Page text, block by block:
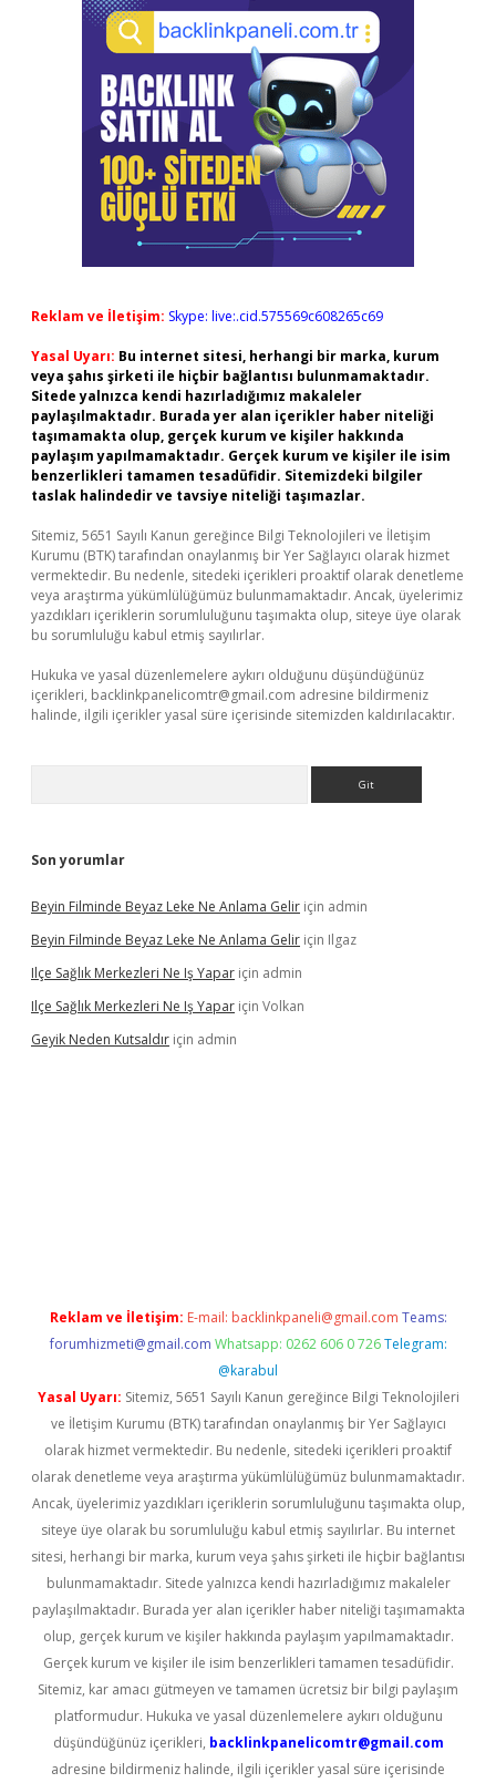
Reklam ve İletişim: Skype: live:.cid.575569c608265c69
Yasal Uyarı: Bu internet sitesi, herhangi bir marka, kurum
veya şahıs şirketi ile hiçbir bağlantısı bulunmamaktadır.
Sitede yalnızca kendi hazırladığımız makaleler
paylaşılmaktadır. Burada yer alan içerikler haber niteliği
taşımamakta olup, gerçek kurum ve kişiler hakkında
paylaşım yapılmamaktadır. Gerçek kurum ve kişiler ile isim
benzerlikleri tamamen tesadüfidir. Sitemizdeki bilgiler
taslak halindedir ve tavsiye niteliği taşımazlar.
Sitemiz, 5651 Sayılı Kanun gereğince Bilgi Teknolojileri ve İletişim
Kurumu (BTK) tarafından onaylanmış bir Yer Sağlayıcı olarak hizmet
vermektedir. Bu nedenle, sitedeki içerikleri proaktif olarak denetleme
veya araştırma yükümlülüğümüz bulunmamaktadır. Ancak, üyelerimiz
yazdıkları içeriklerin sorumluluğunu taşımakta olup, siteye üye olarak
bu sorumluluğu kabul etmiş sayılırlar.
Hukuka ve yasal düzenlemelere aykırı olduğunu düşündüğünüz
içerikleri, backlinkpanelicomtr@gmail.com adresine bildirmeniz
halinde, ilgili içerikler yasal süre içerisinde sitemizden kaldırılacaktır.
Son yorumlar
Beyin Filminde Beyaz Leke Ne Anlama Gelir için admin
Beyin Filminde Beyaz Leke Ne Anlama Gelir için Ilgaz
Ilçe Sağlık Merkezleri Ne Iş Yapar için admin
Ilçe Sağlık Merkezleri Ne Iş Yapar için Volkan
Geyik Neden Kutsaldır için admin
Reklam ve İletişim: E-mail: backlinkpaneli@gmail.com Teams:
forumhizmeti@gmail.com Whatsapp: 0262 606 0 726 Telegram:
@karabul
Yasal Uyarı: Sitemiz, 5651 Sayılı Kanun gereğince Bilgi Teknolojileri
ve İletişim Kurumu (BTK) tarafından onaylanmış bir Yer Sağlayıcı
olarak hizmet vermektedir. Bu nedenle, sitedeki içerikleri proaktif
olarak denetleme veya araştırma yükümlülüğümüz bulunmamaktadır.
Ancak, üyelerimiz yazdıkları içeriklerin sorumluluğunu taşımakta olup,
siteye üye olarak bu sorumluluğu kabul etmiş sayılırlar. Bu internet
sitesi, herhangi bir marka, kurum veya şahıs şirketi ile hiçbir bağlantısı
bulunmamaktadır. Sitede yalnızca kendi hazırladığımız makaleler
paylaşılmaktadır. Burada yer alan içerikler haber niteliği taşımamakta
olup, gerçek kurum ve kişiler hakkında paylaşım yapılmamaktadır.
Gerçek kurum ve kişiler ile isim benzerlikleri tamamen tesadüfidir.
Sitemiz, kar amacı gütmeyen ve tamamen ücretsiz bir bilgi paylaşım
platformudur. Hukuka ve yasal düzenlemelere aykırı olduğunu
düşündüğünüz içerikleri, backlinkpanelicomtr@gmail.com
adresine bildirmeniz halinde, ilgili içerikler yasal süre içerisinde